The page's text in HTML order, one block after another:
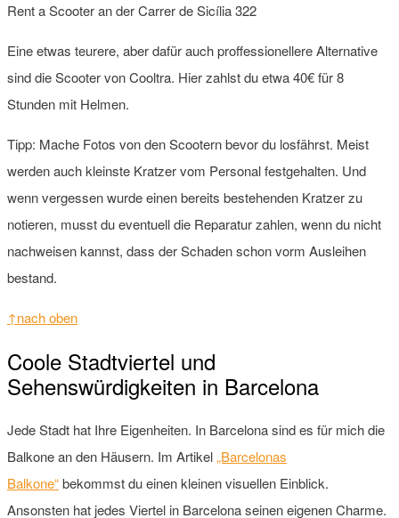
Rent a Scooter an der Carrer de Sicília 322
Eine etwas teurere, aber dafür auch proffessionellere Alternative
sind die Scooter von Cooltra. Hier zahlst du etwa 40€ für 8
Stunden mit Helmen.
Tipp: Mache Fotos von den Scootern bevor du losfährst. Meist
werden auch kleinste Kratzer vom Personal festgehalten. Und
wenn vergessen wurde einen bereits bestehenden Kratzer zu
notieren, musst du eventuell die Reparatur zahlen, wenn du nicht
nachweisen kannst, dass der Schaden schon vorm Ausleihen
bestand.
↑nach oben
Coole Stadtviertel und
Sehenswürdigkeiten in Barcelona
Jede Stadt hat Ihre Eigenheiten. In Barcelona sind es für mich die
Balkone an den Häusern. Im Artikel„Barcelonas
Balkone“bekommst du einen kleinen visuellen Einblick.
Ansonsten hat jedes Viertel in Barcelona seinen eigenen Charme.